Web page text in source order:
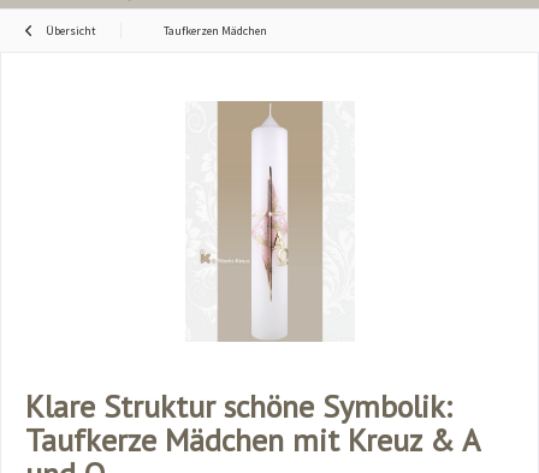
Übersicht Taufkerzen Mädchen
Klare Struktur schöne Symbolik:
Taufkerze Mädchen mit Kreuz & A